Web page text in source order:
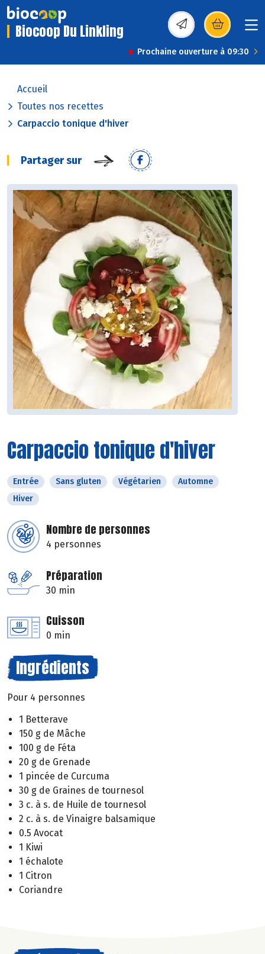
Biocoop Du Linkling (s’ouvre dans une
Prochaine ouverture à 09:30
Accueil
Toutes nos recettes
Carpaccio tonique d'hiver
Partager sur
Carpaccio tonique d'hiver
Entrée Sans gluten Végétarien
Automne
Hiver
Nombre de personnes
4 personnes
Préparation
30 min
Cuisson
0 min
Ingrédients
Pour 4 personnes
1 Betterave
150 g de Mâche
100 g de Féta
20 g de Grenade
1 pincée de Curcuma
30 g de Graines de tournesol
3 c. à s. de Huile de tournesol
2 c. à s. de Vinaigre balsamique
0.5 Avocat
1 Kiwi
1 échalote
1 Citron
Coriandre